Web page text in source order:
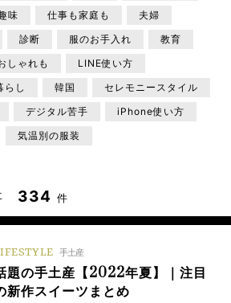
味 仕事も家庭も
夫婦
診断 服のお手入れ
教育
しゃれも
LINE使い方
らし
韓国
セレモニースタイル
デジタル苦手
iPhone使い方
気温別の服装
334 件
手土産
題の手土産【2022年夏】｜注目
新作スイーツまとめ